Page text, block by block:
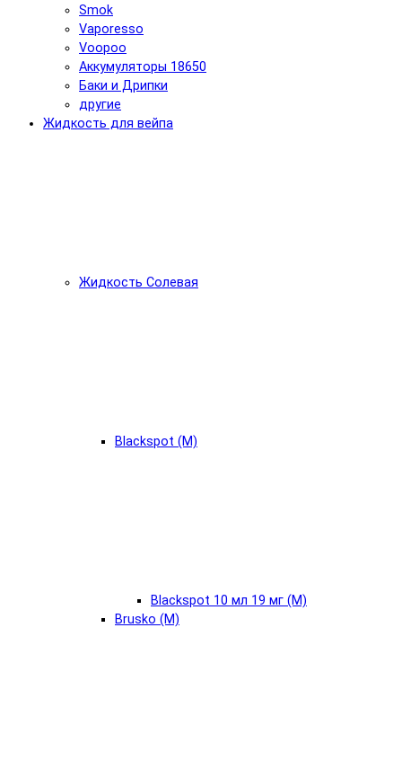
Smok
Vaporesso
Voopoo
Аккумуляторы 18650
Баки и Дрипки
другие
Жидкость для вейпа
Жидкость Солевая
Blackspot (М)
Blackspot 10 мл 19 мг (М)
Brusko (М)